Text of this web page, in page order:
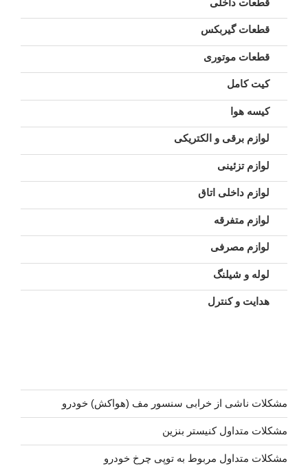
قطعات گیربکس
قطعات موتوری
کیت کامل
کیسه هوا
لوازم برقی و الکتریکی
لوازم تزئینی
لوازم داخلی اتاق
لوازم متفرقه
لوازم مصرفی
لوله و شیلنگ
هدایت و کنترل
مشکلات ناشی از خرابی سنسور مف (هواکش) خودرو
مشکلات متداول کنیستر بنزین
مشکلات متداول مربوط به توپی چرخ خودرو